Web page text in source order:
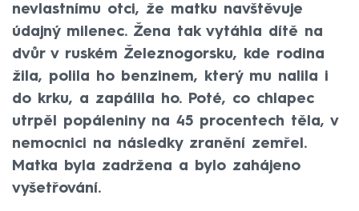
nevlastnímu otci, že matku navštěvuje
údajný milenec. Žena tak vytáhla dítě na
dvůr v ruském Železnogorsku, kde rodina
žila, polila ho benzinem, který mu nalila i
do krku, a zapálila ho. Poté, co chlapec
utrpěl popáleniny na 45 procentech těla, v
nemocnici na následky zranění zemřel.
Matka byla zadržena a bylo zahájeno
vyšetřování.